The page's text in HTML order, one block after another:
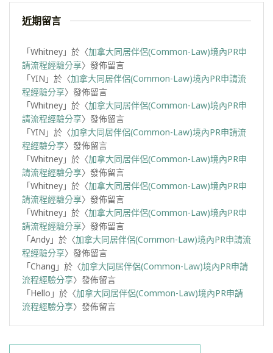
近期留言
「Whitney 」於〈加拿大同居伴侶(Common-Law)境內PR申
請流程經驗分享〉發佈留言
「YIN 」於〈加拿大同居伴侶(Common-Law)境內PR申請流
程經驗分享〉發佈留言
「Whitney 」於〈加拿大同居伴侶(Common-Law)境內PR申
請流程經驗分享〉發佈留言
「YIN 」於〈加拿大同居伴侶(Common-Law)境內PR申請流
程經驗分享〉發佈留言
「Whitney 」於〈加拿大同居伴侶(Common-Law)境內PR申
請流程經驗分享〉發佈留言
「Whitney 」於〈加拿大同居伴侶(Common-Law)境內PR申
請流程經驗分享〉發佈留言
「Whitney 」於〈加拿大同居伴侶(Common-Law)境內PR申
請流程經驗分享〉發佈留言
「Andy 」於〈加拿大同居伴侶(Common-Law)境內PR申請流
程經驗分享〉發佈留言
「Chang 」於〈加拿大同居伴侶(Common-Law)境內PR申請
流程經驗分享〉發佈留言
「Hello 」於〈加拿大同居伴侶(Common-Law)境內PR申請
流程經驗分享〉發佈留言